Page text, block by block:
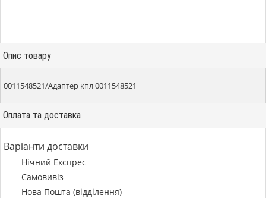
Опис товару
0011548521/Адаптер кпл 0011548521
Оплата та доставка
Варіанти доставки
Нічний Експрес
Самовивіз
Нова Пошта (відділення)